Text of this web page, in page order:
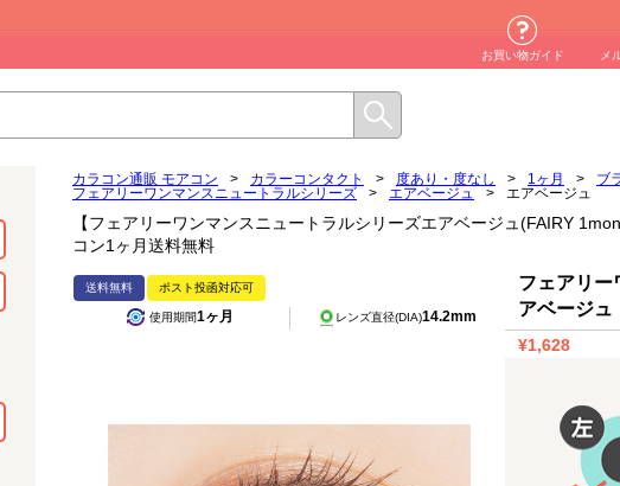
お買い物ガイド メ
カラコン通販 モアコン > カラーコンタクト > 度あり・度なし > 1ヶ月 >
ブ
フェアリーワンマンスニュートラルシリーズ
> エアベージュ > エアベージュ
【フェアリーワンマンスニュートラルシリーズエアベージュ(FAIRY
コン1ヶ月送料無料
送料無料 ポスト投函対応可
使用期間1ヶ月 レンズ直径(DIA)14.2mm
フェアリー
アベージュ
¥1,628